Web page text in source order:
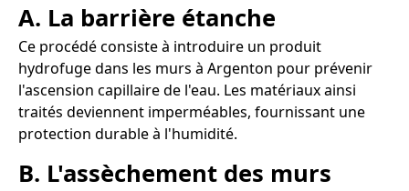
A. La barrière étanche
Ce procédé consiste à introduire un produit
hydrofuge dans les murs à Argenton pour prévenir
l'ascension capillaire de l'eau. Les matériaux ainsi
traités deviennent imperméables, fournissant une
protection durable à l'humidité.
B. L'assèchement des murs